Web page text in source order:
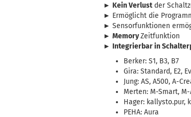
► Kein Verlustder
► Ermöglicht die
► Sensorfunktionen
► MemoryZeitfunktion
► Integrierbar in
Berker: S1, B3, B7
Gira: Standard, E2,
Jung: AS, A500, A-
Merten: M-Smart,
Hager: kallysto.pur,
PEHA: Aura